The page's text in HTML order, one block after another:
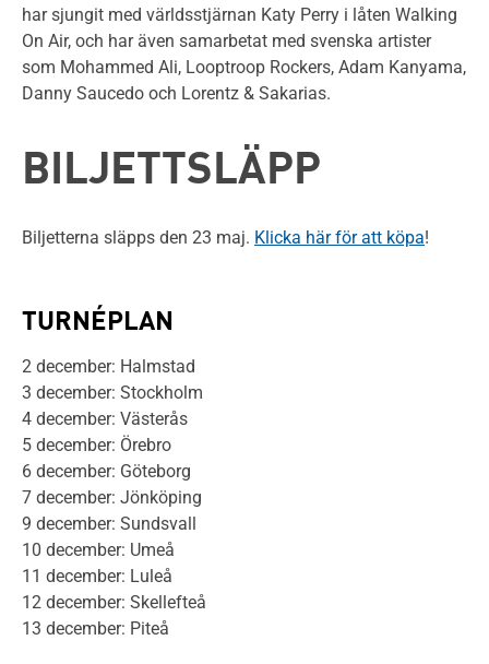
har sjungit med världsstjärnan Katy Perry i låten Walking
On Air, och har även samarbetat med svenska artister
som Mohammed Ali, Looptroop Rockers, Adam Kanyama,
Danny Saucedo och Lorentz & Sakarias.
BILJETTSLÄPP
Biljetterna släpps den 23 maj. Klicka här för att köpa!
TURNÉPLAN
2 december: Halmstad
3 december: Stockholm
4 december: Västerås
5 december: Örebro
6 december: Göteborg
7 december: Jönköping
9 december: Sundsvall
10 december: Umeå
11 december: Luleå
12 december: Skellefteå
13 december: Piteå